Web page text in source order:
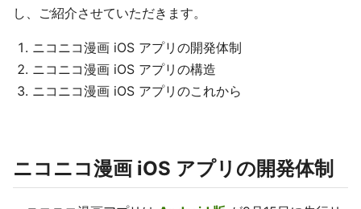
し、ご紹介させていただきます。
ニコニコ漫画 iOS アプリの開発体制
ニコニコ漫画 iOS アプリの構造
ニコニコ漫画 iOS アプリのこれから
ニコニコ漫画 iOS アプリの開発体制